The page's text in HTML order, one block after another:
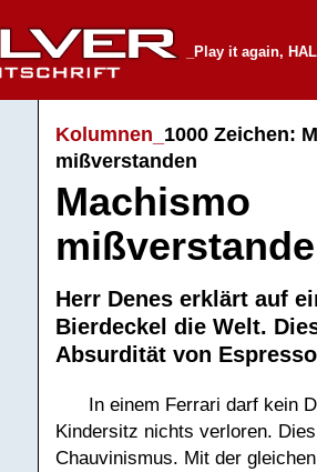
_Play it again, HAL
Kolumnen_ 1000 Zeichen:
mißverstanden
Machismo
Herr Denes erklärt auf
Bierdeckel die Welt.
Absurdität von
In einem Ferrari darf kein
Kindersitz nichts verloren.
Chauvinismus. Mit der